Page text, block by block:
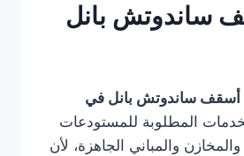
ساندوتش بانل
أسقف ساندوتش بانل في
المطلوبة للمستودعات
والمباني الجاهزة، لأن